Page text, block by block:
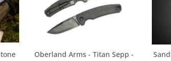
Oberland Arms - Titan Sepp -